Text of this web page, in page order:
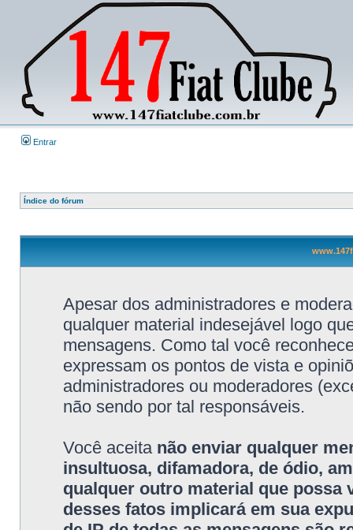
Entrar
Índice do fórum
Apesar dos administradores e
qualquer material indesejável logo
mensagens. Como tal você
expressam os pontos de vista e
administradores ou moderadores
não sendo por tal responsáveis.
Você aceita não enviar qualquer
insultuosa, difamadora, de ódio,
qualquer outro material que possa
desses fatos implicará em sua